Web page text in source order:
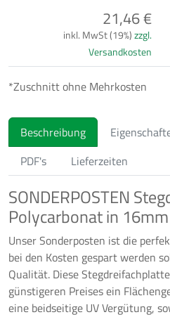
21,46 €
inkl. MwSt (19%)zzgl.
Versandkosten
*Zuschnitt ohne Mehrkosten
Beschreibung
PDF's
Lieferzeiten
SONDERPOSTEN
Polycarbonat in
Unser Sonderposten ist die
bei den Kosten gespart werden
Qualität. Diese
günstigeren Preises ein
eine beidseitige UV Vergütung,